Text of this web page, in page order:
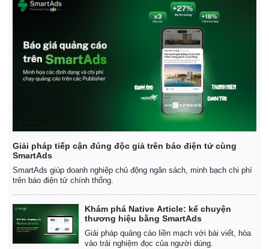
Giải pháp tiếp cận đúng độc giả trên báo điện tử cùng
SmartAds
SmartAds giúp doanh nghiệp chủ động ngân sách, minh bạch chi phí
trên báo điện tử chính thống.
Khám phá Native Article: kể chuyện
thương hiệu bằng SmartAds
Giải pháp quảng cáo liền mạch với bài viết, hòa
vào trải nghiệm đọc của người dùng.